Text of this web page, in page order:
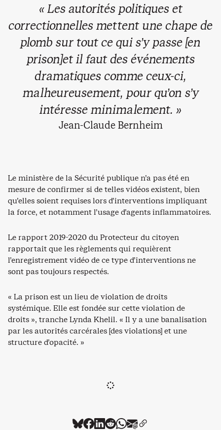
« Les autorités politiques et
correctionnelles mettent une chape de
plomb sur tout ce qui s’y passe [en
prison]et il faut des événements
dramatiques comme ceux-ci,
malheureusement, pour qu’on s’y
intéresse minimalement. »
Jean-Claude Bernheim
Le ministère de la Sécurité publique n’a pas été en
mesure de confirmer si de telles vidéos existent, bien
qu’elles soient requises lors d’interventions impliquant
la force, et notamment l’usage d’agents inflammatoires.
Le rapport 2019-2020 du Protecteur du citoyen
rapportait que les règlements qui requièrent
l’enregistrement vidéo de ce type d’interventions ne
sont pas toujours respectés.
« La prison est un lieu de violation de droits
systémique. Elle est fondée sur cette violation de
droits », tranche Lynda Khelil. « Il y a une banalisation
par les autorités carcérales [des violations] et une
structure d’opacité. »